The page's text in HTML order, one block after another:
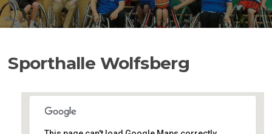
Sporthalle Wolfsberg